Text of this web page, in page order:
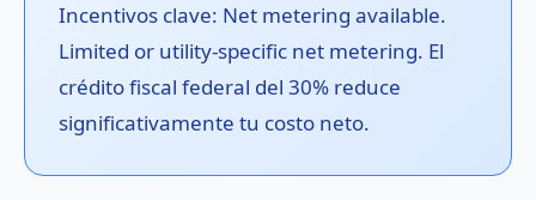
Incentivos clave: Net metering available.
Limited or utility-specific net metering. El
crédito fiscal federal del 30% reduce
significativamente tu costo neto.